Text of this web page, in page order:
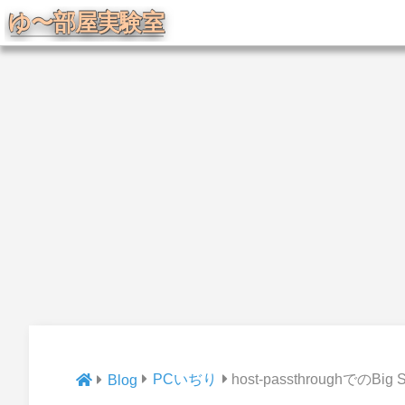
Blog PCいぢり host-passthroughでのBig